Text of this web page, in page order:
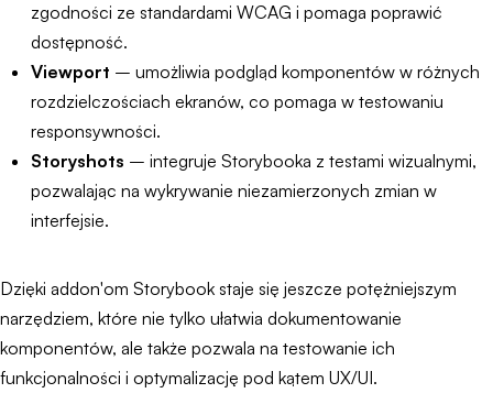
zgodności ze standardami WCAG i pomaga poprawić
dostępność.
Viewport – umożliwia podgląd komponentów w różnych
rozdzielczościach ekranów, co pomaga w testowaniu
responsywności.
Storyshots – integruje Storybooka z testami wizualnymi,
pozwalając na wykrywanie niezamierzonych zmian w
interfejsie.
Dzięki addon'om Storybook staje się jeszcze potężniejszym
narzędziem, które nie tylko ułatwia dokumentowanie
komponentów, ale także pozwala na testowanie ich
funkcjonalności i optymalizację pod kątem UX/UI.